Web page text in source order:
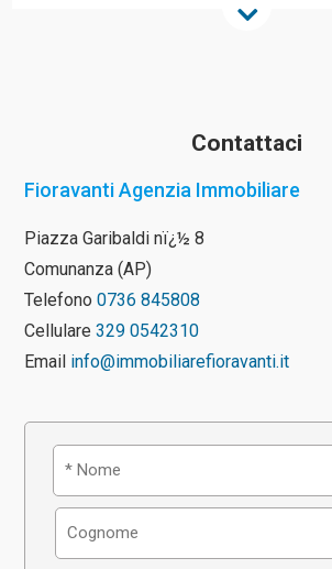
Contattaci
Fioravanti Agenzia Immobiliare
Piazza Garibaldi nï¿½ 8
Comunanza (AP)
Telefono 0736 845808
Cellulare 329 0542310
Email info@immobiliarefioravanti.it